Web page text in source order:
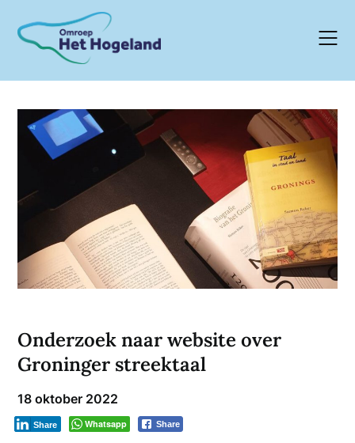
content
Onderzoek naar website over
Groninger streektaal
18 oktober 2022
Whatsapp Share
Share